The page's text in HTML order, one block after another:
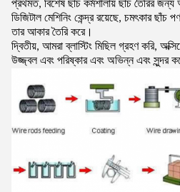
প্রথমত, বিশেষ ছাঁচ কর্মশালায় ছাঁচ তৈরির জন্য
ডিজিটাল মেশিনিং কেন্দ্র রয়েছে, চমৎকার ছাঁচ
তার আকার তৈরি করে।
দ্বিতীয়, আমরা ব্লাস্টিং মিছিল গ্রহণ করি,
উজ্জ্বল এবং পরিষ্কার এবং অভিন্ন এবং সুন্দর